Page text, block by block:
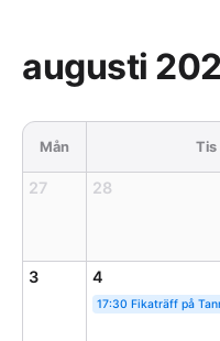
augusti
Mån Tis
27 28
3 4
17:30 Fikaträff på